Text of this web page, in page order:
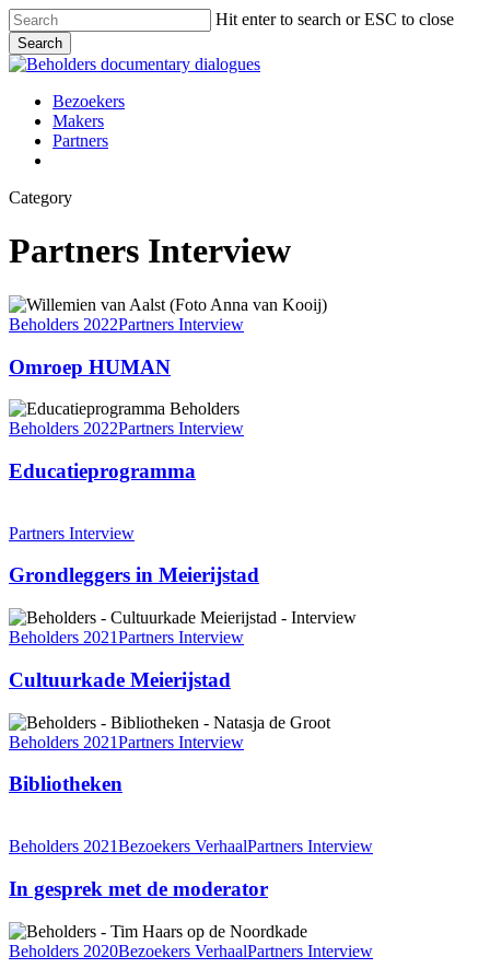
Skip
to
main
content
Hit enter to search or ESC to close
Search
Close
Menu
Bezoekers
Makers
Partners
Category
Partners Interview
Omroep
HUMAN
Beholders 2022Partners Interview
Omroep HUMAN
Educatieprogramma
Beholders 2022Partners Interview
Educatieprogramma
in
Partners Interview
Grondleggers in Meierijstad
Cultuurkade
Meierijstad
Beholders 2021Partners Interview
Cultuurkade Meierijstad
Bibliotheken
Beholders 2021Partners Interview
Bibliotheken
gesprek
de
moderator
Beholders 2021Bezoekers VerhaalPartners Interview
In gesprek met de moderator
Tim
Haars
Beholders 2020Bezoekers VerhaalPartners Interview